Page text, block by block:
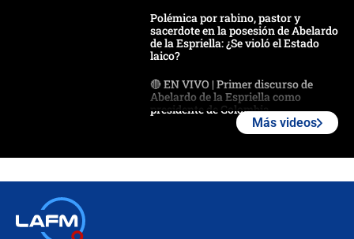
Polémica por rabino, pastor y
sacerdote en la posesión de Abelardo
de la Espriella: ¿Se violó el Estado
laico?
🔴 EN VIVO | Primer discurso de
Abelardo de la Espriella como
presidente de Colombia
Más videos